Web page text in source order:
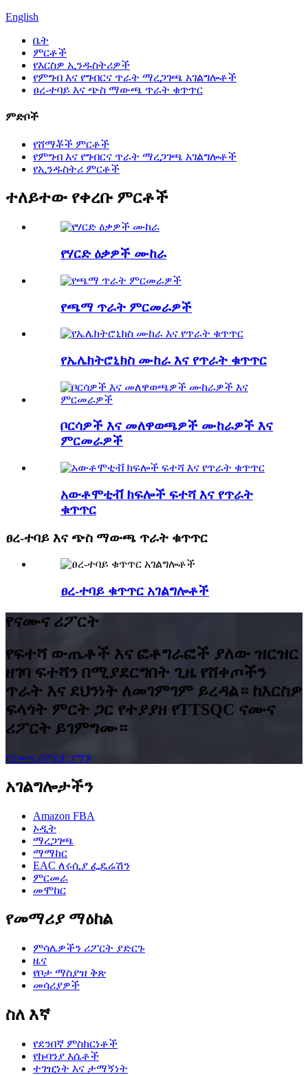
English
ቤት
ምርቶች
የእርስዎ ኢንዱስትሪዎች
የምግብ እና የግብርና ጥራት ማረጋገጫ አገልግሎቶች
ፀረ-ተባይ እና ጭስ ማውጫ ጥራት ቁጥጥር
ምድቦች
የሸማቾች ምርቶች
የምግብ እና የግብርና ጥራት ማረጋገጫ አገልግሎቶች
የኢንዱስትሪ ምርቶች
ተለይተው የቀረቡ ምርቶች
የሃርድ ዕቃዎች ሙከራ
የጫማ ጥራት ምርመራዎች
የኤሌክትሮኒክስ ሙከራ እና የጥራት ቁጥጥር
ቦርሳዎች እና መለዋወጫዎች ሙከራዎች እና
ምርመራዎች
አውቶሞቲቭ ክፍሎች ፍተሻ እና የጥራት
ቁጥጥር
ፀረ-ተባይ እና ጭስ ማውጫ ጥራት ቁጥጥር
ፀረ-ተባይ ቁጥጥር አገልግሎቶች
የናሙና ሪፖርት
የፍተሻ ውጤቶች እና ፎቶግራፎች ያለው ዝርዝር
ዘገባ ፍተሻን በሚያደርግበት ጊዜ የሸቀጦችን
ጥራት እና ደህንነት ለመገምገም ይረዳል። ከእርስዎ
ፍላጎት ምርት ጋር የተያያዘ የTTSQC ናሙና
ሪፖርት ይገምግሙ።
የናሙና ሪፖርት ያግኙ
አገልግሎታችን
Amazon FBA
ኦዲት
ማረጋገጫ
ማማከር
EAC ለሩሲያ ፌዴሬሽን
ምርመራ
መሞከር
የመማሪያ ማዕከል
ምሳሌዎችን ሪፖርት ያድርጉ
ዜና
የቦታ ማስያዝ ቅጽ
መሳሪያዎች
ስለ እኛ
የደንበኛ ምስክርነቶች
የኩባንያ እሴቶች
ተገዢነት እና ታማኝነት